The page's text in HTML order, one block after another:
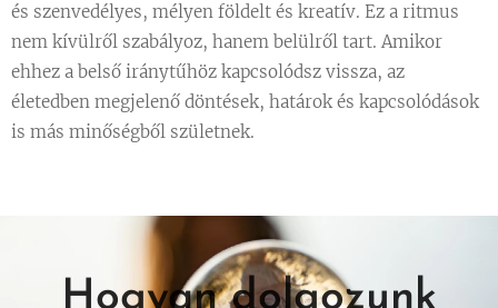
és szenvedélyes, mélyen földelt és kreatív. Ez a ritmus
nem kívülről szabályoz, hanem belülről tart. Amikor
ehhez a belső iránytűhöz kapcsolódsz vissza, az
életedben megjelenő döntések, határok és kapcsolódások
is más minőségből születnek.
Hogyan dolgozunk